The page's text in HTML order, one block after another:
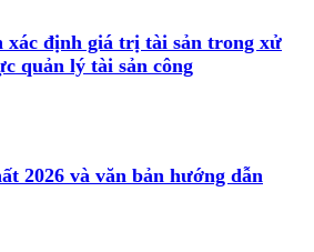
xác định giá trị tài sản trong xử
quản lý tài sản công
2026 và văn bản hướng dẫn